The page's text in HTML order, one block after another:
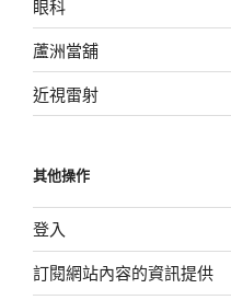
眼科
蘆洲當舖
近視雷射
其他操作
登入
訂閱網站內容的資訊提供